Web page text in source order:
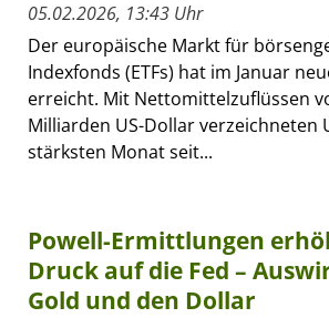
05.02.2026, 13:43 Uhr
Der europäische Markt für
Indexfonds (ETFs) hat im Januar
erreicht. Mit Nettomittelzuflüssen
Milliarden US-Dollar verzeichneten
stärksten Monat seit...
Powell-Ermittlungen
Druck auf die Fed –
Gold und den Dollar